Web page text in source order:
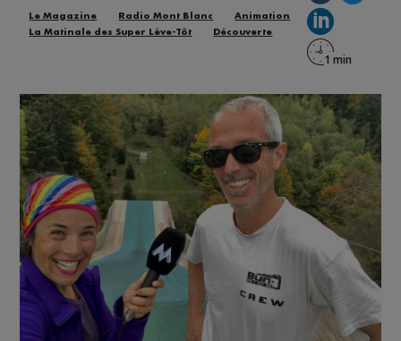
Le Magazine Radio Mont Blanc
Animation
La Matinale des Super Lève-Tôt
Découverte